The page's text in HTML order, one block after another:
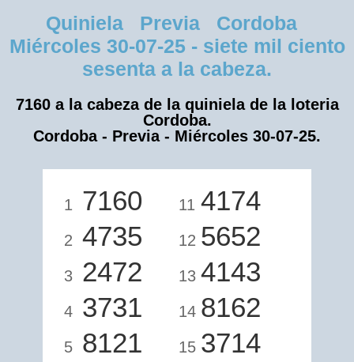
Quiniela Previa Cordoba
Miércoles 30-07-25 - siete mil ciento
sesenta a la cabeza.
7160 a la cabeza de la quiniela de la loteria
Cordoba.
Cordoba - Previa - Miércoles 30-07-25.
1 7160
2 4735
3 2472
4 3731
5 8121
11 4174
12 5652
13 4143
14 8162
15 3714